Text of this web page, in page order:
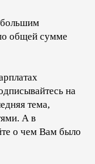
большим
общей сумме
на
тема,
А в
о чем Вам было